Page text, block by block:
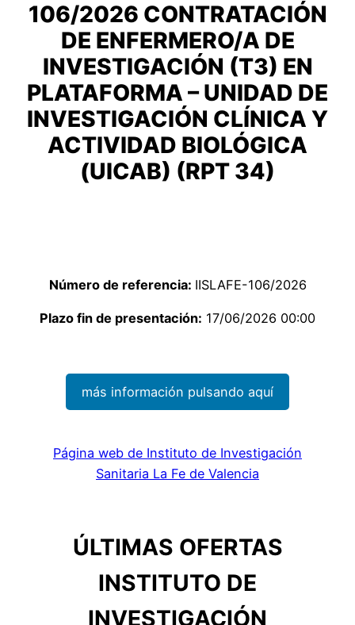
106/2026 CONTRATACIÓN
DE ENFERMERO/A DE
INVESTIGACIÓN (T3) EN
PLATAFORMA – UNIDAD DE
INVESTIGACIÓN CLÍNICA Y
ACTIVIDAD BIOLÓGICA
(UICAB) (RPT 34)
Número de referencia: IISLAFE-106/2026
Plazo fin de presentación: 17/06/2026 00:00
más información pulsando aquí
Página web de Instituto de Investigación
Sanitaria La Fe de Valencia
ÚLTIMAS OFERTAS
INSTITUTO DE
INVESTIGACIÓN